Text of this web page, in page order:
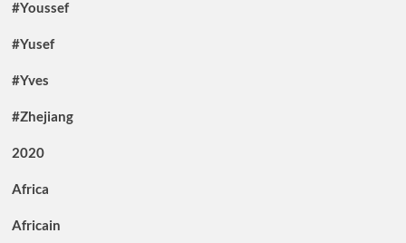
#Youssef
#Yusef
#Yves
#Zhejiang
2020
Africa
Africain